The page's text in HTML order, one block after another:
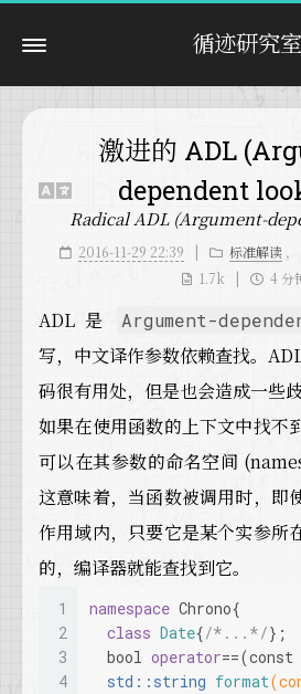
循迹研究室
激进的 ADL
dependent
Radical ADL (Argument-
2016-11-29 22:39 标准解读 ，
1.7k
4 分
ADL 是 Argument-
写，中文译作参数依赖查找。
码很有用处，但是也会造成一些歧
如果在使用函数的上下文中找不
可以在其参数的命名空间
这意味着，当函数被调用时，即
作用域内，只要它是某个实参所
的，编译器就能查找到它。
1
2
3
4
namespace Chrono{
class Date{/*...*/};
bool operator==(const
std::string format(